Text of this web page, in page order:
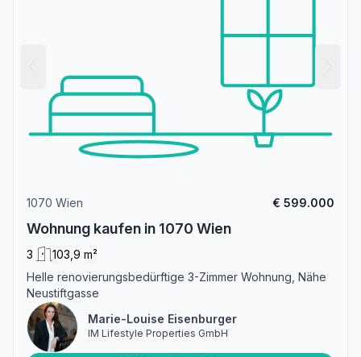
1070 Wien € 599.000
Wohnung kaufen in 1070 Wien
3
103,9 m²
Helle renovierungsbedürftige 3-Zimmer Wohnung, Nähe
Neustiftgasse
Marie-Louise Eisenburger
IM Lifestyle Properties GmbH